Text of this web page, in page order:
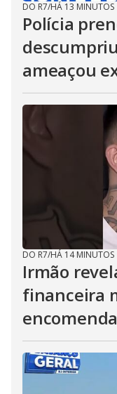
DO R7/HÁ 13 MINUTOS
Polícia
ameaçou
DO R7/HÁ 14 MINUTOS
Irmão
financeira